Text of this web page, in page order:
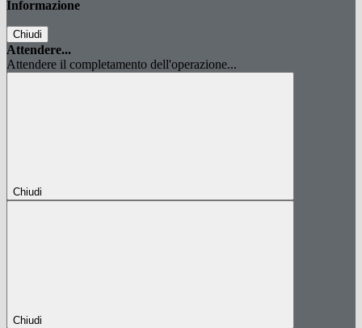
Informazione
Chiudi
Attendere...
Attendere il completamento dell'operazione...
Chiudi
Chiudi